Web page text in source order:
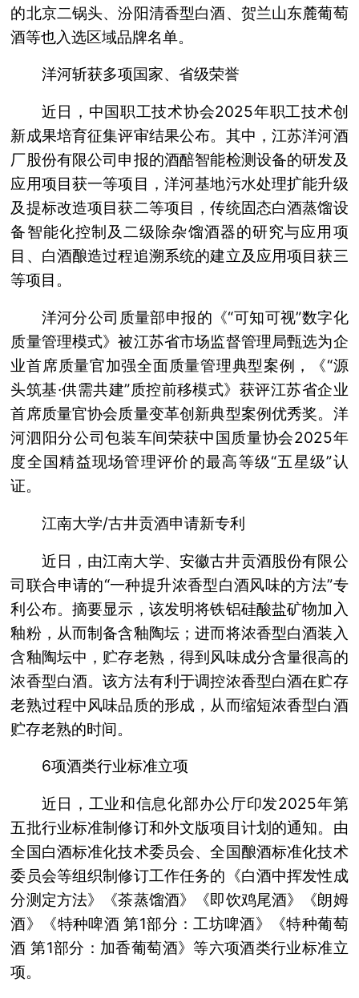
的北京二锅头、汾阳清香型白酒、贺兰山东麓葡萄
酒等也入选区域品牌名单。
洋河斩获多项国家、省级荣誉
近日，中国职工技术协会2025年职工技术创
新成果培育征集评审结果公布。其中，江苏洋河酒
厂股份有限公司申报的酒醅智能检测设备的研发及
应用项目获一等项目，洋河基地污水处理扩能升级
及提标改造项目获二等项目，传统固态白酒蒸馏设
备智能化控制及二级除杂馏酒器的研究与应用项
目、白酒酿造过程追溯系统的建立及应用项目获三
等项目。
洋河分公司质量部申报的《“可知可视”数字化
质量管理模式》被江苏省市场监督管理局甄选为企
业首席质量官加强全面质量管理典型案例，《“源
头筑基·供需共建”质控前移模式》获评江苏省企业
首席质量官协会质量变革创新典型案例优秀奖。洋
河泗阳分公司包装车间荣获中国质量协会2025年
度全国精益现场管理评价的最高等级“五星级”认
证。
江南大学/古井贡酒申请新专利
近日，由江南大学、安徽古井贡酒股份有限公
司联合申请的“一种提升浓香型白酒风味的方法”专
利公布。摘要显示，该发明将铁铝硅酸盐矿物加入
釉粉，从而制备含釉陶坛；进而将浓香型白酒装入
含釉陶坛中，贮存老熟，得到风味成分含量很高的
浓香型白酒。该方法有利于调控浓香型白酒在贮存
老熟过程中风味品质的形成，从而缩短浓香型白酒
贮存老熟的时间。
6项酒类行业标准立项
近日，工业和信息化部办公厅印发2025年第
五批行业标准制修订和外文版项目计划的通知。由
全国白酒标准化技术委员会、全国酿酒标准化技术
委员会等组织制修订工作任务的《白酒中挥发性成
分测定方法》《茶蒸馏酒》《即饮鸡尾酒》《朗姆
酒》《特种啤酒 第1部分：工坊啤酒》《特种葡萄
酒 第1部分：加香葡萄酒》等六项酒类行业标准立
项。